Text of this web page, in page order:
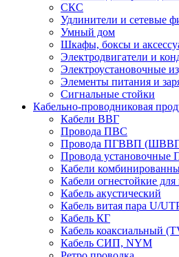
СКС
Удлинители и сетевые
Умный дом
Шкафы, боксы и
Электродвигатели и
Электроустановочные
Элементы питания и
Сигнальные стойки
Кабельно-проводниковая
Кабели ВВГ
Провода ПВС
Провода ПГВВП
Провода
Кабели
Кабели огнестойкие
Кабель акустический
Кабель витая пара U/
Кабель КГ
Кабель коаксиальный
Кабель СИП, NYM